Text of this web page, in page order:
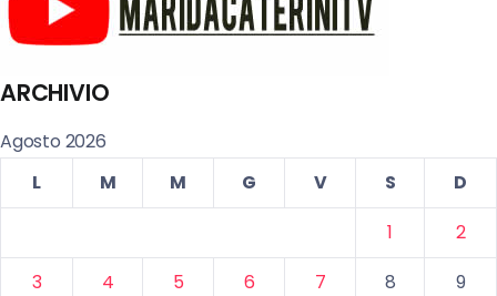
ARCHIVIO
Agosto 2026
L
M M G V S
D
1
2
3
4 5 6 7 8
9